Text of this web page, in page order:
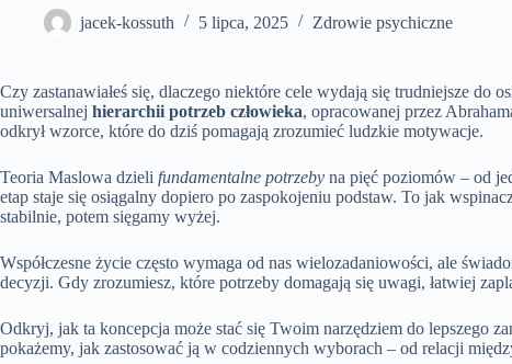
jacek-kossuth 5 lipca, 2025 Zdrowie psychiczne
Czy zastanawiałeś się, dlaczego niektóre cele wydają się trudniejsze do
uniwersalnej hierarchii potrzeb człowieka, opracowanej przez
odkrył wzorce, które do dziś pomagają zrozumieć ludzkie motywacje.
Teoria Maslowa dzieli fundamentalne potrzeby na pięć poziomów – od
etap staje się osiągalny dopiero po zaspokojeniu podstaw. To jak
stabilnie, potem sięgamy wyżej.
Współczesne życie często wymaga od nas wielozadaniowości, ale
decyzji. Gdy zrozumiesz, które potrzeby domagają się uwagi, łatwiej
Odkryj, jak ta koncepcja może stać się Twoim narzędziem do lepszego
pokażemy, jak zastosować ją w codziennych wyborach – od relacji